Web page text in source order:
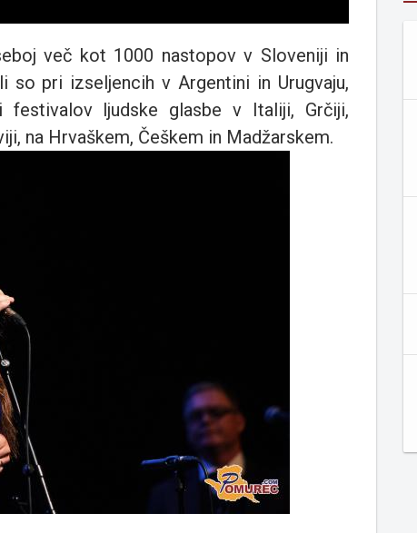
več kot 1000 nastopov v Sloveniji in
so pri izseljencih v Argentini in Urugvaju,
festivalov ljudske glasbe v Italiji, Grčiji,
na Hrvaškem, Češkem in Madžarskem.